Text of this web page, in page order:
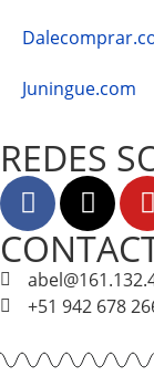
Juningue.com
REDES
+51 942 678